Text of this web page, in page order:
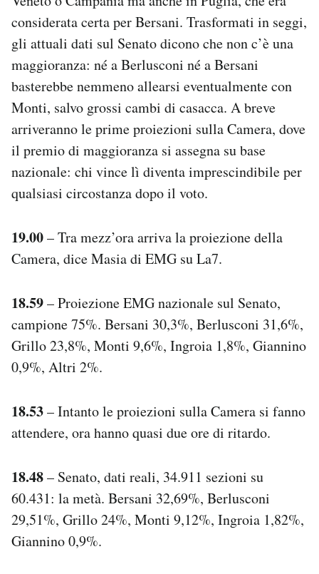
considerata certa per Bersani. Trasformati in seggi,
gli attuali dati sul Senato dicono che non c’è una
maggioranza: né a Berlusconi né a Bersani
basterebbe nemmeno allearsi eventualmente con
Monti, salvo grossi cambi di casacca. A breve
arriveranno le prime proiezioni sulla Camera, dove
il premio di maggioranza si assegna su base
nazionale: chi vince lì diventa imprescindibile per
qualsiasi circostanza dopo il voto.
19.00– Tra mezz’ora arriva la proiezione della
Camera, dice Masia di EMG su La7.
18.59– Proiezione EMG nazionale sul Senato,
campione 75%. Bersani 30,3%, Berlusconi 31,6%,
Grillo 23,8%, Monti 9,6%, Ingroia 1,8%, Giannino
0,9%, Altri 2%.
18.53– Intanto le proiezioni sulla Camera si fanno
attendere, ora hanno quasi due ore di ritardo.
18.48– Senato, dati reali, 34.911 sezioni su
60.431: la metà. Bersani 32,69%, Berlusconi
29,51%, Grillo 24%, Monti 9,12%, Ingroia 1,82%,
Giannino 0,9%.